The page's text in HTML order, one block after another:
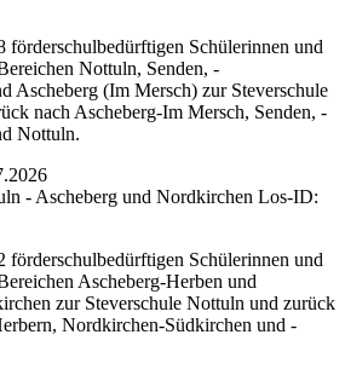
förderschulbedürftigen Schülerinnen und
Nottuln, Senden, -
Ascheberg (Im Mersch) zur Steverschule
nach Ascheberg-Im Mersch, Senden, -
Nottuln.
- Ascheberg und Nordkirchen Los-ID:
förderschulbedürftigen Schülerinnen und
Ascheberg-Herben und
zur Steverschule Nottuln und zurück
Nordkirchen-Südkirchen und -